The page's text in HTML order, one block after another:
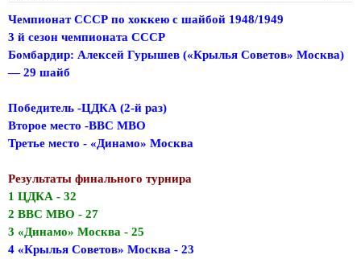
Чемпионат СССР по хоккею с шайбой 1948/1949
3 й сезон чемпионата СССР
Бомбардир: Алексей Гурышев («Крылья Советов» Москва)
— 29 шайб
Победитель -ЦДКА (2-й раз)
Второе место -ВВС МВО
Третье место - «Динамо» Москва
Результаты финального турнира
1 ЦДКА - 32
2 ВВС МВО - 27
3 «Динамо» Москва - 25
4 «Крылья Советов» Москва - 23